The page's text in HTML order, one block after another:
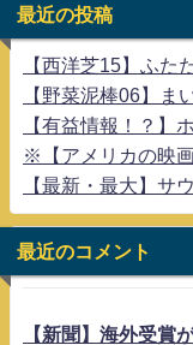
最近の投稿
【西洋芝15】ふた
【野菜泥棒06】ま
【有益情報！？】
※【アメリカの映
【最新・最大】サ
最近のコメント
【新聞】海外受賞